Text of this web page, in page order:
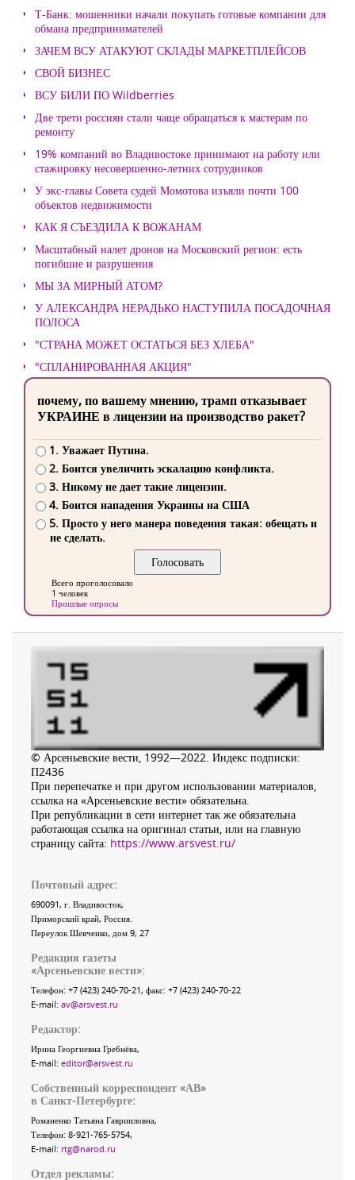
Т-Банк: мошенники начали покупать готовые компании для
обмана предпринимателей
ЗАЧЕМ ВСУ АТАКУЮТ СКЛАДЫ МАРКЕТПЛЕЙСОВ
СВОЙ БИЗНЕС
ВСУ БИЛИ ПО Wildberries
Две трети россиян стали чаще обращаться к мастерам по
ремонту
19% компаний во Владивостоке принимают на работу или
стажировку несовершенно-летних сотрудников
У экс-главы Совета судей Момотова изъяли почти 100
объектов недвижимости
КАК Я СЪЕЗДИЛА К ВОЖАНАМ
Масштабный налет дронов на Московский регион: есть
погибшие и разрушения
МЫ ЗА МИРНЫЙ АТОМ?
У АЛЕКСАНДРА НЕРАДЬКО НАСТУПИЛА ПОСАДОЧНАЯ
ПОЛОСА
"СТРАНА МОЖЕТ ОСТАТЬСЯ БЕЗ ХЛЕБА"
"СПЛАНИРОВАННАЯ АКЦИЯ"
почему, по вашему мнению, трамп отказывает
УКРАИНЕ в лицензии на производство ракет?
1. Уважает Путина.
2. Боится увеличить эскалацию конфликта.
3. Никому не дает такие лицензии.
4. Боится нападения Украины на США
5. Просто у него манера поведения такая: обещать и
не сделать.
Всего проголосовало
1 человек
Прошлые опросы
© Арсеньевские вести, 1992—2022. Индекс подписки:
П2436
При перепечатке и при другом использовании материалов,
ссылка на «Арсеньевские вести» обязательна.
При републикации в сети интернет так же обязательна
работающая ссылка на оригинал статьи, или на главную
страницу сайта: https://www.arsvest.ru/
Почтовый адрес:
690091, г. Владивосток,
Приморский край, Россия
Переулок Шевченко, дом 9, 27
Редакция газеты
«Арсеньевские вести»:
Телефон: +7 (423) 240-70-21, факс: +7 (423) 240-70-22
E-mail: av@arsvest.ru
Редактор:
Ирина Георгиевна Гребнёва,
E-mail: editor@arsvest.ru
Собственный корреспондент «АВ»
в Санкт-Петербурге:
Романенко Татьяна Гаврииловна,
Телефон: 8-921-765-5754,
E-mail: rtg@narod.ru
Отдел рекламы: